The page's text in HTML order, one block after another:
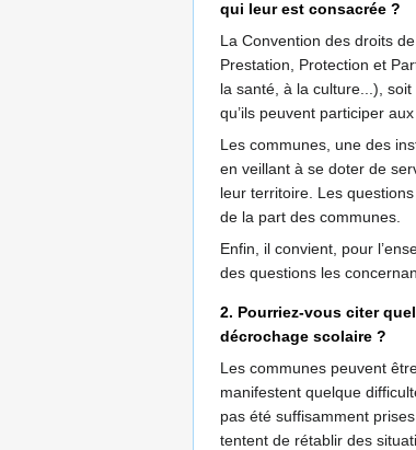
qui leur est consacrée ?
La Convention des droits
Prestation, Protection et
la santé, à la culture...),
qu’ils peuvent participer
Les communes, une des
en veillant à se doter de
leur territoire. Les
de la part des communes.
Enfin, il convient, pour
des questions les
2. Pourriez-vous citer
décrochage scolaire ?
Les communes peuvent
manifestent quelque
pas été suffisamment
tentent de rétablir des